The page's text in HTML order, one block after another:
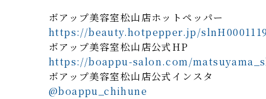
ボアップ美容室松山店ホットペッパー
https://beauty.hotpepper.jp/
ボアップ美容室松山店公式HP
https://boappu-salon.com/
ボアップ美容室松山店公式インスタ
@boappu_chihune